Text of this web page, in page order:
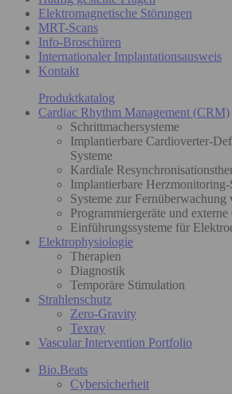
Elektromagnetische Störungen
MRT-Scans
Info-Broschüren
Internationaler Implantationsausweis
Kontakt
Produktkatalog
Cardiac Rhythm Management (CRM)
Schrittmachersysteme
Implantierbare Cardioverter-
Systeme
Kardiale
Implantierbare
Systeme zur Fernüberwachung
Programmiergeräte und externe
Einführungssysteme für
Elektrophysiologie
Therapien
Diagnostik
Temporäre Stimulation
Strahlenschutz
Zero-Gravity
Texray
Vascular Intervention Portfolio
Bio.Beats
Cybersicherheit